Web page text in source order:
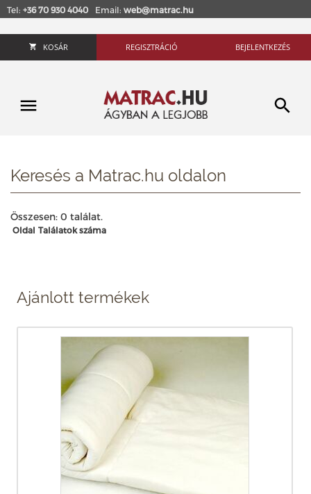
Tel: +36 70 930 4040 Email: web@matrac.hu
KOSÁR REGISZTRÁCIÓ BEJELENTKEZÉS
Keresés a Matrac.hu oldalon
Összesen: 0 találat.
Oldal Találatok száma
Ajánlott termékek